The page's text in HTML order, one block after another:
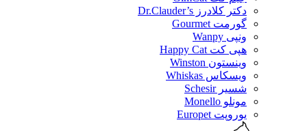
دکتر کلادرز Dr.Clauder’s
گورمت Gourmet
ونپی Wanpy
هپی کت Happy Cat
وینستون Winston
ویسکاس Whiskas
شسیر Schesir
مونلو Monello
یوروپت Europet